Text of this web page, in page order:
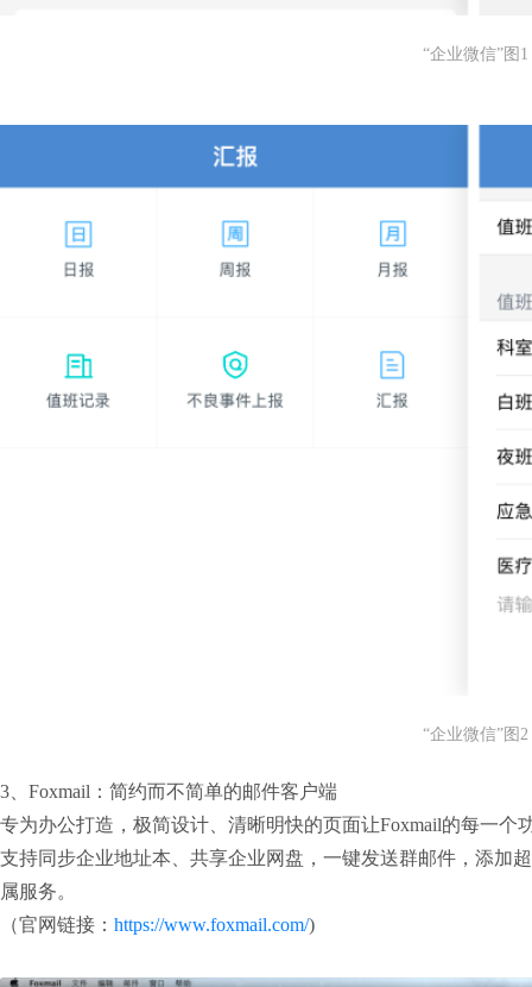
“企业微信”图1
“企业微信”图2
3、Foxmail：简约而不简单的邮件客户端
专为办公打造，极简设计、清晰明快的页面让Foxmail的每一个
支持同步企业地址本、共享企业网盘，一键发送群邮件，添加
属服务。
（官网链接： https://www.foxmail.com/)